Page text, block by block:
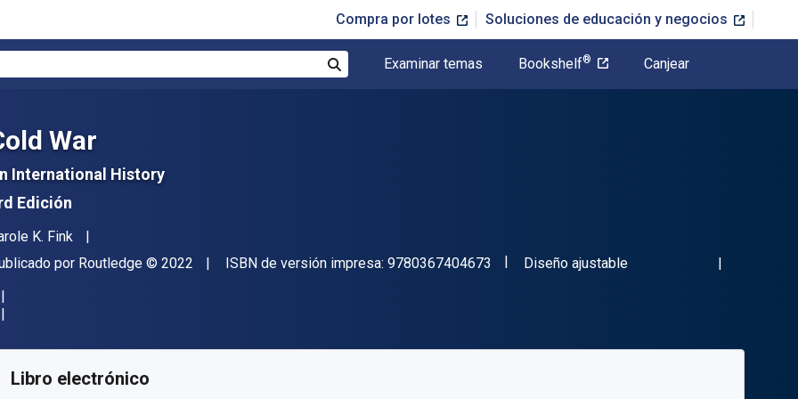
Compra por lotes Soluciones de educación y negocios
Examinar temas Bookshelf® Canjear
War
International History
Edición
K. Fink
por Routledge Copyright
© 2022 ISBN de versión impresa: 9780367404673 "ISBN-13 9780367404673"
Formato
Diseño ajustable
Libro electrónico